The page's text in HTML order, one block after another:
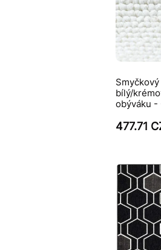
bílý/
obýváku -
477.71